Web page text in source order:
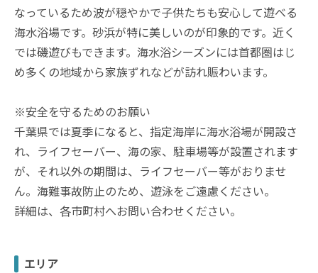
なっているため波が穏やかで子供たちも安心して遊べる
海水浴場です。砂浜が特に美しいのが印象的です。近く
では磯遊びもできます。海水浴シーズンには首都圏はじ
め多くの地域から家族ずれなどが訪れ賑わいます。
※安全を守るためのお願い
千葉県では夏季になると、指定海岸に海水浴場が開設さ
れ、ライフセーバー、海の家、駐車場等が設置されます
が、それ以外の期間は、ライフセーバー等がおりませ
ん。海難事故防止のため、遊泳をご遠慮ください。
詳細は、各市町村へお問い合わせください。
エリア